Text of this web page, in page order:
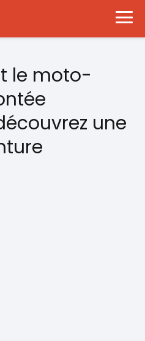
le moto-
une